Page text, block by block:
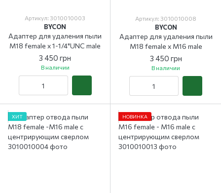
Артикул: 3010010003
BYCON
Адаптер для удаления пыли
М18 female x 1-1/4"UNC male
3 450 грн
В наличии
Артикул: 3010010008
BYCON
Адаптер для удаления пыли
М18 female x M16 male
3 450 грн
В наличии
ХИТ НОВИНКА